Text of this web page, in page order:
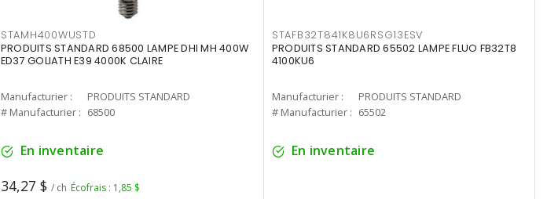
STAMH400WUSTD
PRODUITS STANDARD 68500 LAMPE DHI MH 400W
ED37 GOLIATH E39 4000K CLAIRE
Manufacturier :
PRODUITS STANDARD
# Manufacturier : 68500
En inventaire
34,27 $ / ch Écofrais : 1,85 $
STAFB32T841K8U6RSG13ESV
PRODUITS STANDARD 65502 LAMPE FLUO FB32T8
4100KU6
Manufacturier :
PRODUITS STANDARD
# Manufacturier : 65502
En inventaire